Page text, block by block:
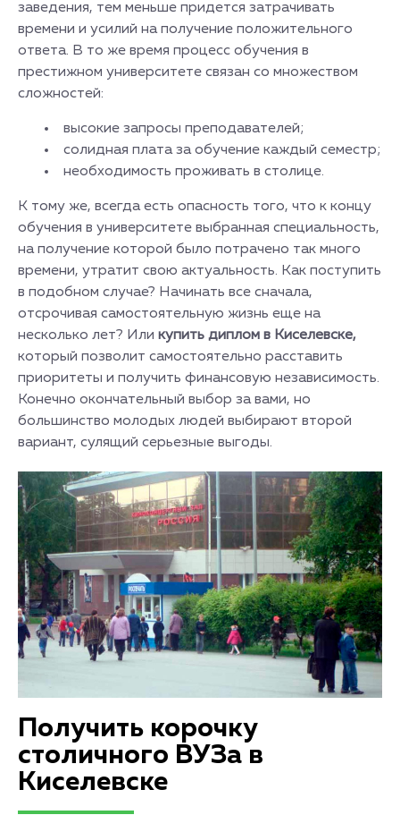
заведения, тем меньше придется затрачивать
времени и усилий на получение положительного
ответа. В то же время процесс обучения в
престижном университете связан со множеством
сложностей:
высокие запросы преподавателей;
солидная плата за обучение каждый семестр;
необходимость проживать в столице.
К тому же, всегда есть опасность того, что к концу
обучения в университете выбранная специальность,
на получение которой было потрачено так много
времени, утратит свою актуальность. Как поступить
в подобном случае? Начинать все сначала,
отсрочивая самостоятельную жизнь еще на
несколько лет? Или купить диплом в Киселевске,
который позволит самостоятельно расставить
приоритеты и получить финансовую независимость.
Конечно окончательный выбор за вами, но
большинство молодых людей выбирают второй
вариант, сулящий серьезные выгоды.
Получить корочку
столичного ВУЗа в
Киселевске